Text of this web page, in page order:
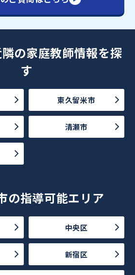
の家庭教師情報を探
す
東久留米市
清瀬市
の指導可能エリア
中央区
新宿区